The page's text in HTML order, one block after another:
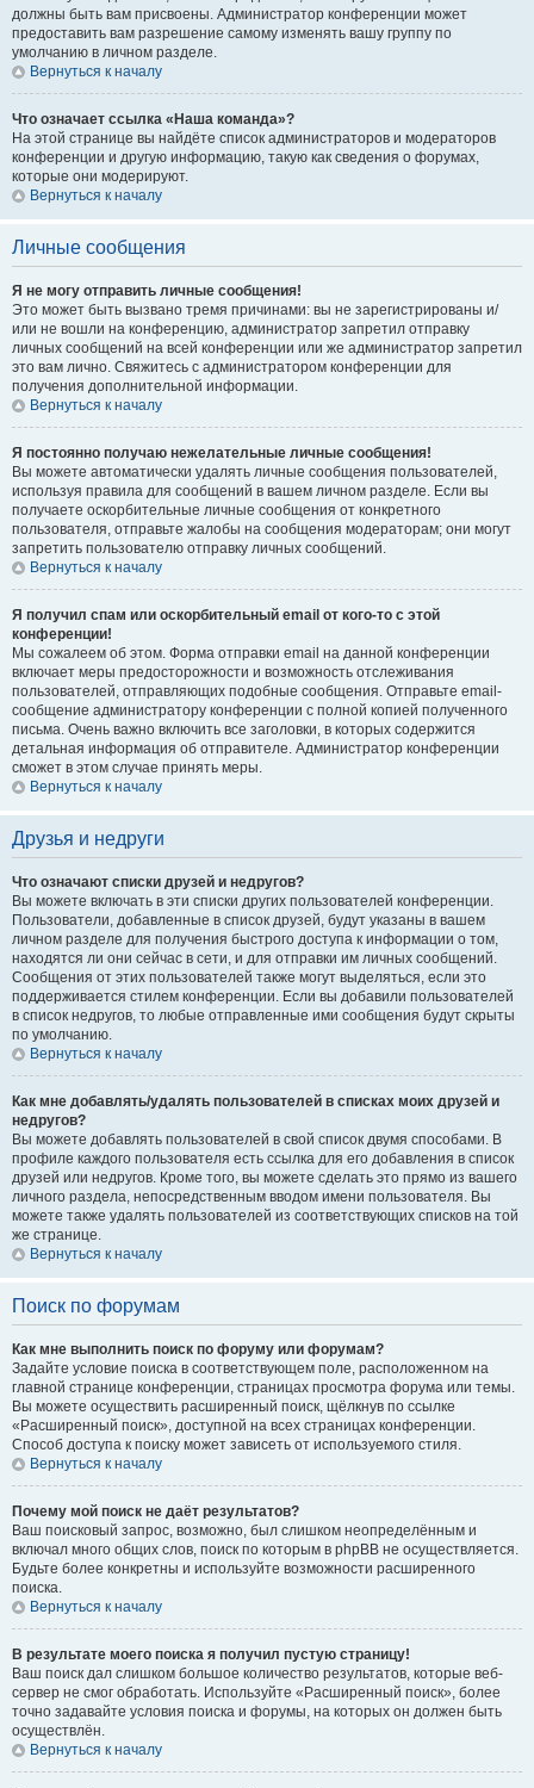
должны быть вам присвоены. Администратор конференции может
предоставить вам разрешение самому изменять вашу группу по
умолчанию в личном разделе.
Вернуться к началу
Что означает ссылка «Наша команда»?
На этой странице вы найдёте список администраторов и модераторов
конференции и другую информацию, такую как сведения о форумах,
которые они модерируют.
Вернуться к началу
Личные сообщения
Я не могу отправить личные сообщения!
Это может быть вызвано тремя причинами: вы не зарегистрированы и/
или не вошли на конференцию, администратор запретил отправку
личных сообщений на всей конференции или же администратор запретил
это вам лично. Свяжитесь с администратором конференции для
получения дополнительной информации.
Вернуться к началу
Я постоянно получаю нежелательные личные сообщения!
Вы можете автоматически удалять личные сообщения пользователей,
используя правила для сообщений в вашем личном разделе. Если вы
получаете оскорбительные личные сообщения от конкретного
пользователя, отправьте жалобы на сообщения модераторам; они могут
запретить пользователю отправку личных сообщений.
Вернуться к началу
Я получил спам или оскорбительный email от кого-то с этой
конференции!
Мы сожалеем об этом. Форма отправки email на данной конференции
включает меры предосторожности и возможность отслеживания
пользователей, отправляющих подобные сообщения. Отправьте email-
сообщение администратору конференции с полной копией полученного
письма. Очень важно включить все заголовки, в которых содержится
детальная информация об отправителе. Администратор конференции
сможет в этом случае принять меры.
Вернуться к началу
Друзья и недруги
Что означают списки друзей и недругов?
Вы можете включать в эти списки других пользователей конференции.
Пользователи, добавленные в список друзей, будут указаны в вашем
личном разделе для получения быстрого доступа к информации о том,
находятся ли они сейчас в сети, и для отправки им личных сообщений.
Сообщения от этих пользователей также могут выделяться, если это
поддерживается стилем конференции. Если вы добавили пользователей
в список недругов, то любые отправленные ими сообщения будут скрыты
по умолчанию.
Вернуться к началу
Как мне добавлять/удалять пользователей в списках моих друзей и
недругов?
Вы можете добавлять пользователей в свой список двумя способами. В
профиле каждого пользователя есть ссылка для его добавления в список
друзей или недругов. Кроме того, вы можете сделать это прямо из вашего
личного раздела, непосредственным вводом имени пользователя. Вы
можете также удалять пользователей из соответствующих списков на той
же странице.
Вернуться к началу
Поиск по форумам
Как мне выполнить поиск по форуму или форумам?
Задайте условие поиска в соответствующем поле, расположенном на
главной странице конференции, страницах просмотра форума или темы.
Вы можете осуществить расширенный поиск, щёлкнув по ссылке
«Расширенный поиск», доступной на всех страницах конференции.
Способ доступа к поиску может зависеть от используемого стиля.
Вернуться к началу
Почему мой поиск не даёт результатов?
Ваш поисковый запрос, возможно, был слишком неопределённым и
включал много общих слов, поиск по которым в phpBB не осуществляется.
Будьте более конкретны и используйте возможности расширенного
поиска.
Вернуться к началу
В результате моего поиска я получил пустую страницу!
Ваш поиск дал слишком большое количество результатов, которые веб-
сервер не смог обработать. Используйте «Расширенный поиск», более
точно задавайте условия поиска и форумы, на которых он должен быть
осуществлён.
Вернуться к началу